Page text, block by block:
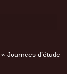
» Journées d’étude